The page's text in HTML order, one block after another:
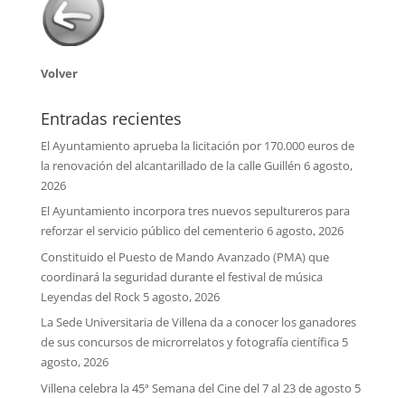
Volver
Entradas recientes
El Ayuntamiento aprueba la licitación por 170.000 euros de
la renovación del alcantarillado de la calle Guillén 6 agosto,
2026
El Ayuntamiento incorpora tres nuevos sepultureros para
reforzar el servicio público del cementerio 6 agosto, 2026
Constituido el Puesto de Mando Avanzado (PMA) que
coordinará la seguridad durante el festival de música
Leyendas del Rock 5 agosto, 2026
La Sede Universitaria de Villena da a conocer los ganadores
de sus concursos de microrrelatos y fotografía científica 5
agosto, 2026
Villena celebra la 45ª Semana del Cine del 7 al 23 de agosto 5